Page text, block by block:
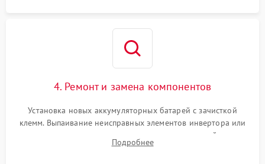
4. Ремонт и замена компонентов
Установка новых аккумуляторных батарей с зачисткой
клемм. Выпаивание неисправных элементов инвертора или
цепи зарядки и монтаж новых радиодеталей.
Восстановление поврежденных токоведущих дорожек и
Подробнее